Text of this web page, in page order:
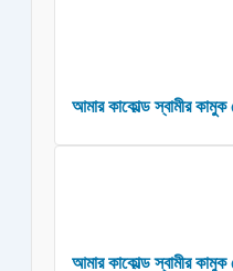
আমার কাকোল্ড স্বামীর
আমার কাকোল্ড স্বামীর